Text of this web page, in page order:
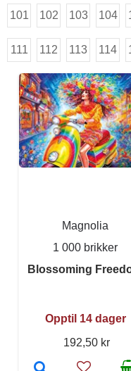
101 102 103 104
111 112 113 114
Magnolia
1 000 brikker
Blossoming
Opptil 14 dager
192,50 kr